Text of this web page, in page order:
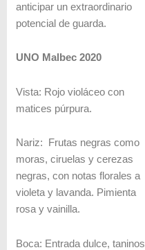
anticipar un extraordinario
potencial de guarda.
UNO Malbec 2020
Vista: Rojo violáceo con
matices púrpura.
Nariz: Frutas negras como
moras, ciruelas y cerezas
negras, con notas florales a
violeta y lavanda. Pimienta
rosa y vainilla.
Boca: Entrada dulce, taninos